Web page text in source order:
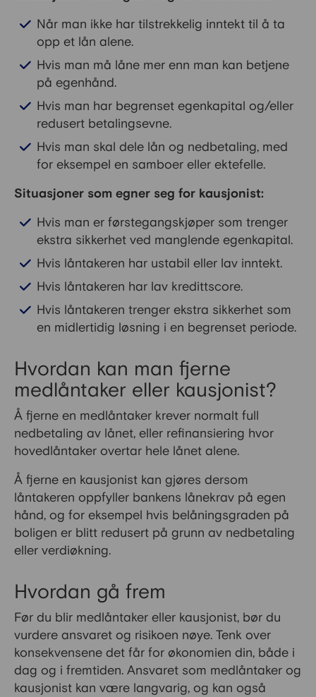
Når man ikke har tilstrekkelig inntekt til å ta
opp et lån alene.
Hvis man må låne mer enn man kan betjene
på egenhånd.
Hvis man har begrenset egenkapital og/eller
redusert betalingsevne.
Hvis man skal dele lån og nedbetaling, med
for eksempel en samboer eller ektefelle.
Situasjoner som egner seg for kausjonist:
Hvis man er førstegangskjøper som trenger
ekstra sikkerhet ved manglende egenkapital.
Hvis låntakeren har ustabil eller lav inntekt.
Hvis låntakeren har lav kredittscore.
Hvis låntakeren trenger ekstra sikkerhet som
en midlertidig løsning i en begrenset periode.
Hvordan kan man fjerne
medlåntaker eller kausjonist?
Å fjerne en medlåntaker krever normalt full
nedbetaling av lånet, eller refinansiering hvor
hovedlåntaker overtar hele lånet alene.
Å fjerne en kausjonist kan gjøres dersom
låntakeren oppfyller bankens lånekrav på egen
hånd, og for eksempel hvis belåningsgraden på
boligen er blitt redusert på grunn av nedbetaling
eller verdiøkning.
Hvordan gå frem
Før du blir medlåntaker eller kausjonist, bør du
vurdere ansvaret og risikoen nøye. Tenk over
konsekvensene det får for økonomien din, både i
dag og i fremtiden. Ansvaret som medlåntaker og
kausjonist kan være langvarig, og kan også